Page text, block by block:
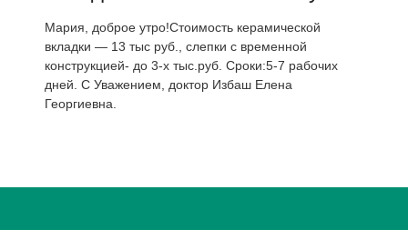
Мария, доброе утро!Стоимость керамической
вкладки — 13 тыс руб., слепки с временной
конструкцией- до 3-х тыс.руб. Сроки:5-7 рабочих
дней. С Уважением, доктор Избаш Елена
Георгиевна.